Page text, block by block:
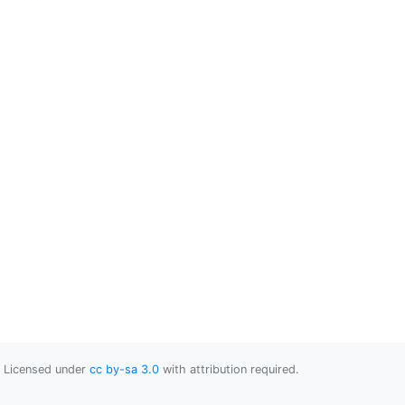
Licensed under cc by-sa 3.0 with attribution required.